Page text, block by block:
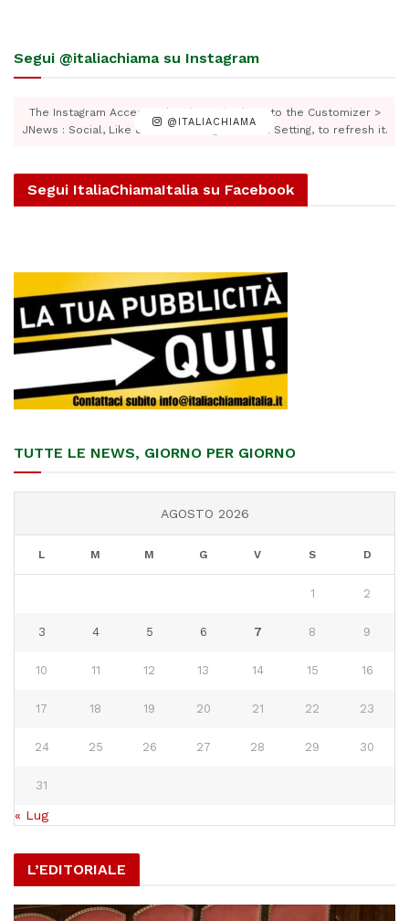
Segui @italiachiama su Instagram
@ITALIACHIAMA
The Instagram Access Token is expired, Go to the Customizer >
JNews : Social, Like & View > Instagram Feed Setting, to refresh it.
Segui ItaliaChiamaItalia su Facebook
TUTTE LE NEWS, GIORNO PER GIORNO
AGOSTO 2026
L M M G V S D
1 2
3 4 5 6 7 8 9
10 11 12 13 14 15 16
17 18 19 20 21 22 23
24 25 26 27 28 29 30
31
« Lug
L’EDITORIALE